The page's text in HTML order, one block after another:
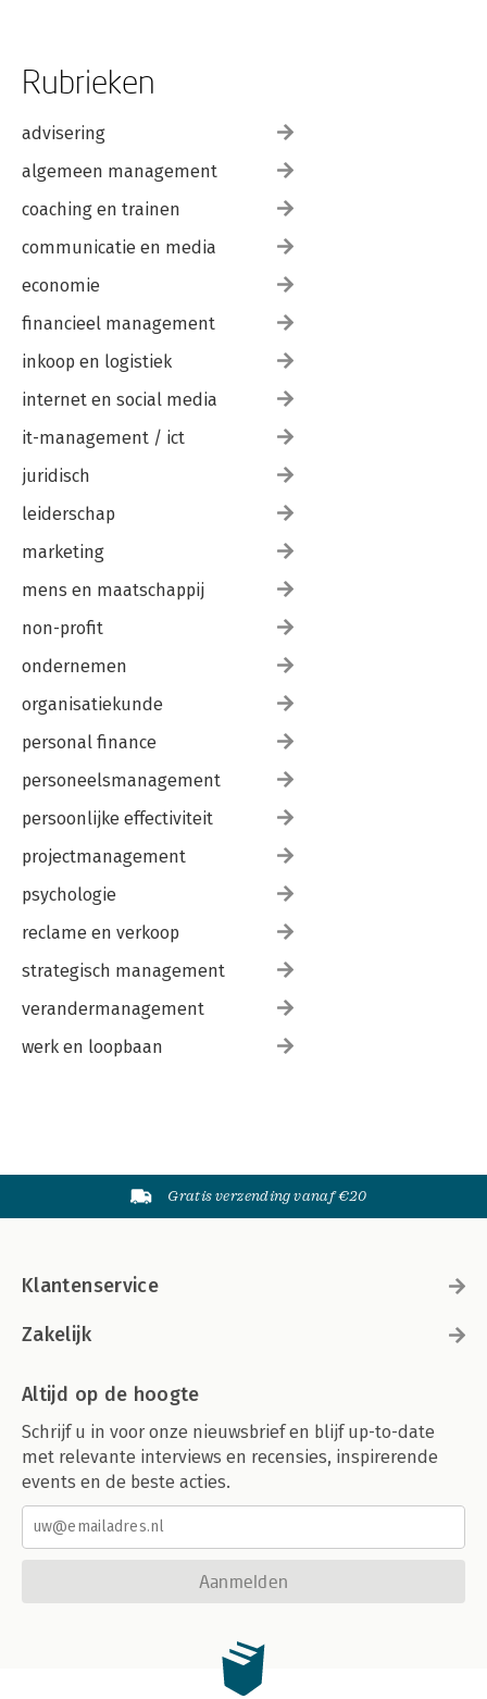
Rubrieken
advisering
algemeen management
coaching en trainen
communicatie en media
economie
financieel management
inkoop en logistiek
internet en social media
it-management / ict
juridisch
leiderschap
marketing
mens en maatschappij
non-profit
ondernemen
organisatiekunde
personal finance
personeelsmanagement
persoonlijke effectiviteit
projectmanagement
psychologie
reclame en verkoop
strategisch management
verandermanagement
werk en loopbaan
Gratis verzending vanaf €20
Klantenservice
Zakelijk
Altijd op de hoogte
Schrijf u in voor onze nieuwsbrief en blijf up-to-date
met relevante interviews en recensies, inspirerende
events en de beste acties.
Aanmelden